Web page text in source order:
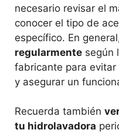
necesario revisar el
conocer el tipo de
específico. En
regularmente según
fabricante para
y asegurar un
Recuerda también
tu hidrolavadora